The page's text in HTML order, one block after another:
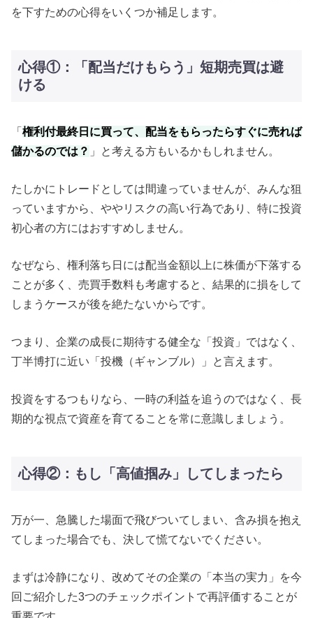
を下すための心得をいくつか補足します。
心得①：「配当だけもらう」短期売買は避
ける
「 権利付最終日に買って、配当をもらったらすぐに売れば
儲かるのでは？ 」と考える方もいるかもしれません。
たしかにトレードとしては間違っていませんが、みんな狙
っていますから、ややリスクの高い行為であり、特に投資
初心者の方にはおすすめしません。
なぜなら、権利落ち日には配当金額以上に株価が下落する
ことが多く、売買手数料も考慮すると、結果的に損をして
しまうケースが後を絶たないからです。
つまり、企業の成長に期待する健全な「投資」ではなく、
丁半博打に近い「投機（ギャンブル）」と言えます。
投資をするつもりなら、一時の利益を追うのではなく、長
期的な視点で資産を育てることを常に意識しましょう。
心得②：もし「高値掴み」してしまったら
万が一、急騰した場面で飛びついてしまい、含み損を抱え
てしまった場合でも、決して慌てないでください。
まずは冷静になり、改めてその企業の「本当の実力」を今
回ご紹介した3つのチェックポイントで再評価することが